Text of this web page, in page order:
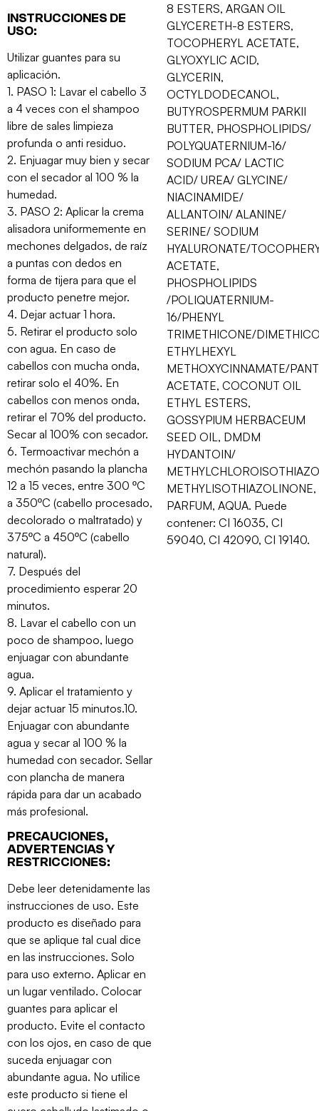
INSTRUCCIONES DE
USO:
Utilizar guantes para su
aplicación.
1. PASO 1: Lavar el cabello 3
a 4 veces con el shampoo
libre de sales limpieza
profunda o anti residuo.
2. Enjuagar muy bien y secar
con el secador al 100 % la
humedad.
3. PASO 2: Aplicar la crema
alisadora uniformemente en
mechones delgados, de raíz
a puntas con dedos en
forma de tijera para que el
producto penetre mejor.
4. Dejar actuar 1 hora.
5. Retirar el producto solo
con agua. En caso de
cabellos con mucha onda,
retirar solo el 40%. En
cabellos con menos onda,
retirar el 70% del producto.
Secar al 100% con secador.
6. Termoactivar mechón a
mechón pasando la plancha
12 a 15 veces, entre 300 ºC
a 350ºC (cabello procesado,
decolorado o maltratado) y
375ºC a 450ºC (cabello
natural).
7. Después del
procedimiento esperar 20
minutos.
8. Lavar el cabello con un
poco de shampoo, luego
enjuagar con abundante
agua.
9. Aplicar el tratamiento y
dejar actuar 15 minutos.10.
Enjuagar con abundante
agua y secar al 100 % la
humedad con secador. Sellar
con plancha de manera
rápida para dar un acabado
más profesional.
PRECAUCIONES,
ADVERTENCIAS Y
RESTRICCIONES:
Debe leer detenidamente las
instrucciones de uso. Este
producto es diseñado para
que se aplique tal cual dice
en las instrucciones. Solo
para uso externo. Aplicar en
un lugar ventilado. Colocar
guantes para aplicar el
producto. Evite el contacto
con los ojos, en caso de que
suceda enjuagar con
abundante agua. No utilice
este producto si tiene el
8 ESTERS, ARGAN OIL
GLYCERETH-8 ESTERS,
TOCOPHERYL ACETATE,
GLYOXYLIC ACID,
GLYCERIN,
OCTYLDODECANOL,
BUTYROSPERMUM PARKII
BUTTER, PHOSPHOLIPIDS/
POLYQUATERNIUM-16/
SODIUM PCA/ LACTIC
ACID/ UREA/ GLYCINE/
NIACINAMIDE/
ALLANTOIN/ ALANINE/
SERINE/ SODIUM
HYALURONATE/
ACETATE,
PHOSPHOLIPIDS
/POLIQUATERNIUM-
16/PHENYL
TRIMETHICONE/
ETHYLHEXYL
METHOXYCINNAMATE/
ACETATE, COCONUT OIL
ETHYL ESTERS,
GOSSYPIUM HERBACEUM
SEED OIL, DMDM
HYDANTOIN/
METHYLISOTHIAZOLINONE,
PARFUM, AQUA. Puede
contener: CI 16035, CI
59040, CI 42090, CI 19140.